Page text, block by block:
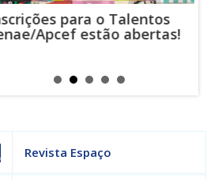
para o Talentos
Apcef estão abertas!
Revista Espaço